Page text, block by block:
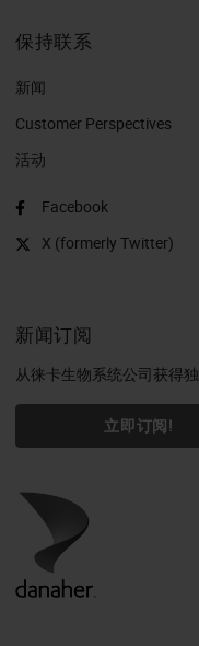
保持联系
新闻
Customer Perspectives​
活动
Facebook
X (formerly Twitter)
新闻订阅
从徕卡生物系统公司获得
立即订阅!